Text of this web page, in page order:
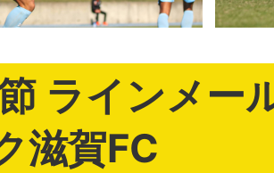
ラインメー
滋賀FC